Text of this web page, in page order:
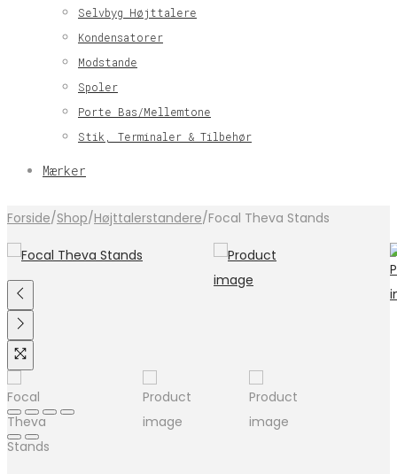
Selvbyg Højttalere
Kondensatorer
Modstande
Spoler
Porte Bas/Mellemtone
Stik, Terminaler & Tilbehør
Mærker
Forside/Shop/Højttalerstandere/Focal Theva Stands